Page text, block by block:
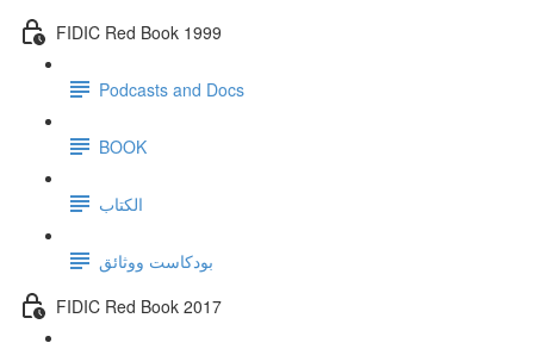
FIDIC Red Book 1999
Podcasts and Docs
BOOK
الكتاب
بودكاست ووثائق
FIDIC Red Book 2017